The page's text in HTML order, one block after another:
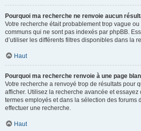
Pourquoi ma recherche ne renvoie aucun
Votre recherche était probablement trop vague
communs qui ne sont pas indexés par phpBB.
d’utiliser les différents filtres disponibles dans la
Haut
Pourquoi ma recherche renvoie à une page
Votre recherche a renvoyé trop de résultats pour
afficher. Utilisez la recherche avancée et essayez
termes employés et dans la sélection des forums
effectuer une recherche.
Haut